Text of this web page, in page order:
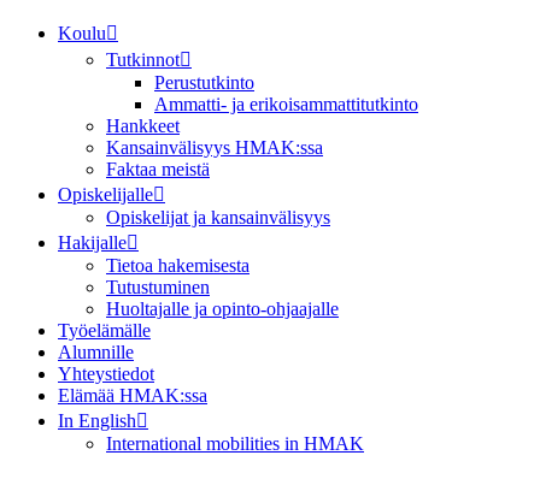
Koulu
Tutkinnot
Perustutkinto
Ammatti- ja erikoisammattitutkinto
Hankkeet
Kansainvälisyys HMAK:ssa
Faktaa meistä
Opiskelijalle
Opiskelijat ja kansainvälisyys
Hakijalle
Tietoa hakemisesta
Tutustuminen
Huoltajalle ja opinto-ohjaajalle
Työelämälle
Alumnille
Yhteystiedot
Elämää HMAK:ssa
In English
International mobilities in HMAK